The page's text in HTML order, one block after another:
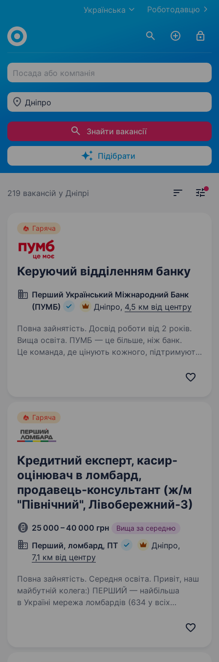
Роботодавцю
Українська
Посада або компанія
Дніпро
Знайти вакансії
Підібрати
219 вакансій у Дніпрі
Гаряча
Керуючий відділенням банку
Перший Український Міжнародний Банк
(ПУМБ)
Дніпро, 4,5 км від центру
Повна зайнятість. Досвід роботи від 2 років.
Вища освіта. ПУМБ — це більше, ніж банк.
Це команда, де цінують кожного, підтримують
професійного та особистого зростання. У нас
Гаряча
Кредитний експерт, касир-
оцінювач в ломбард,
продавець-консультант (ж/м
"Північний", Лівобережний-3)
25 000 – 40 000 грн Вища за середню
Перший, ломбард, ПТ
Дніпро,
7,1 км від центру
Повна зайнятість. Середня освіта. Привіт, наш
майбутній колега:) ПЕРШИЙ — найбільша
в Україні мережа ломбардів (634 у всіх
де можна отримати різні фінансові послуги